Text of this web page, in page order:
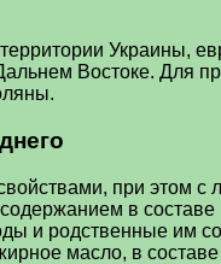
Украины,
Востоке. Для
при этом с
в
и родственные им
масло, в